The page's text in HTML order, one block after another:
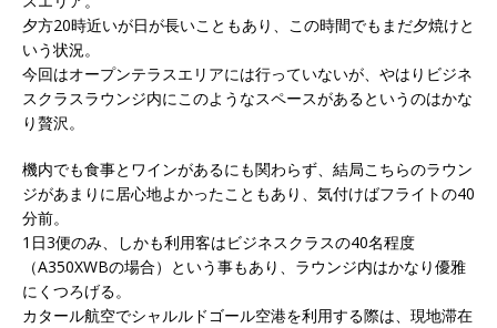
夕方20時近いが日が長いこともあり、この時間でもまだ夕焼けと
いう状況。
今回はオープンテラスエリアには行っていないが、やはりビジネ
スクラスラウンジ内にこのようなスペースがあるというのはかな
り贅沢。
機内でも食事とワインがあるにも関わらず、結局こちらのラウン
ジがあまりに居心地よかったこともあり、気付けばフライトの40
分前。
1日3便のみ、しかも利用客はビジネスクラスの40名程度
（A350XWBの場合）という事もあり、ラウンジ内はかなり優雅
にくつろげる。
カタール航空でシャルルドゴール空港を利用する際は、現地滞在